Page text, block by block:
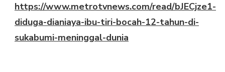
https://www.metrotvnews.com/read/bJECjze1-
diduga-dianiaya-ibu-tiri-bocah-12-tahun-di-
sukabumi-meninggal-dunia